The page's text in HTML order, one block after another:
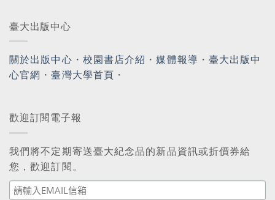
臺大出版中心
關於出版中心 ・ 校園書店介紹 ・媒體報導 ・ 臺大出版中
心官網 ・臺灣大學首頁 ・
歡迎訂閱電子報
我們將不定期寄送臺大紀念品的新品資訊或折價券給
您，歡迎訂閱。